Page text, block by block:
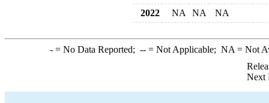
2022
NA NA NA
-= No Data Reported; --= Not Applicable; NA = Not
Next